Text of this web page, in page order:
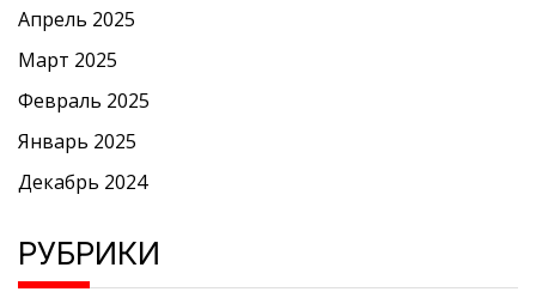
Апрель 2025
Март 2025
Февраль 2025
Январь 2025
Декабрь 2024
РУБРИКИ